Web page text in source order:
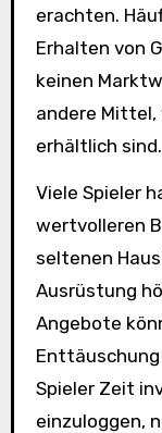
erachten.
Erhalten von
keinen
andere Mittel,
erhältlich sind.
Viele Spieler
wertvolleren
seltenen
Ausrüstung
Angebote
Spieler Zeit
einzuloggen,